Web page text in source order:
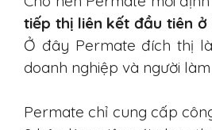
tiếp thị liên kết đầu tiên ở
Ở đây Permate đích thị
doanh nghiệp và người
Permate chỉ cung cấp